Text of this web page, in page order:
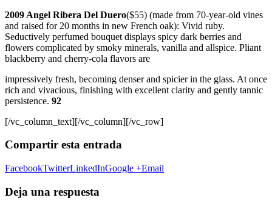
2009 Angel Ribera Del Duero($55) (made from 70-year-old vines
and raised for 20 months in new French oak): Vivid ruby.
Seductively perfumed bouquet displays spicy dark berries and
flowers complicated by smoky minerals, vanilla and allspice. Pliant
blackberry and cherry-cola flavors are
impressively fresh, becoming denser and spicier in the glass. At once
rich and vivacious, finishing with excellent clarity and gently tannic
persistence. 92
[/vc_column_text][/vc_column][/vc_row]
Compartir esta entrada
FacebookTwitterLinkedInGoogle +Email
Deja una respuesta